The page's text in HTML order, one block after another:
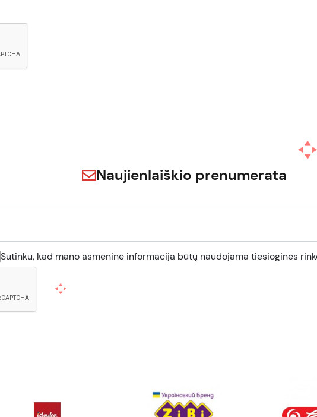
Naujienlaiškio prenumerata
Sutinku, kad mano asmeninė informacija būtų naudojama tiesioginės